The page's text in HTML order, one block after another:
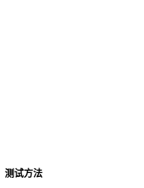
测试方法